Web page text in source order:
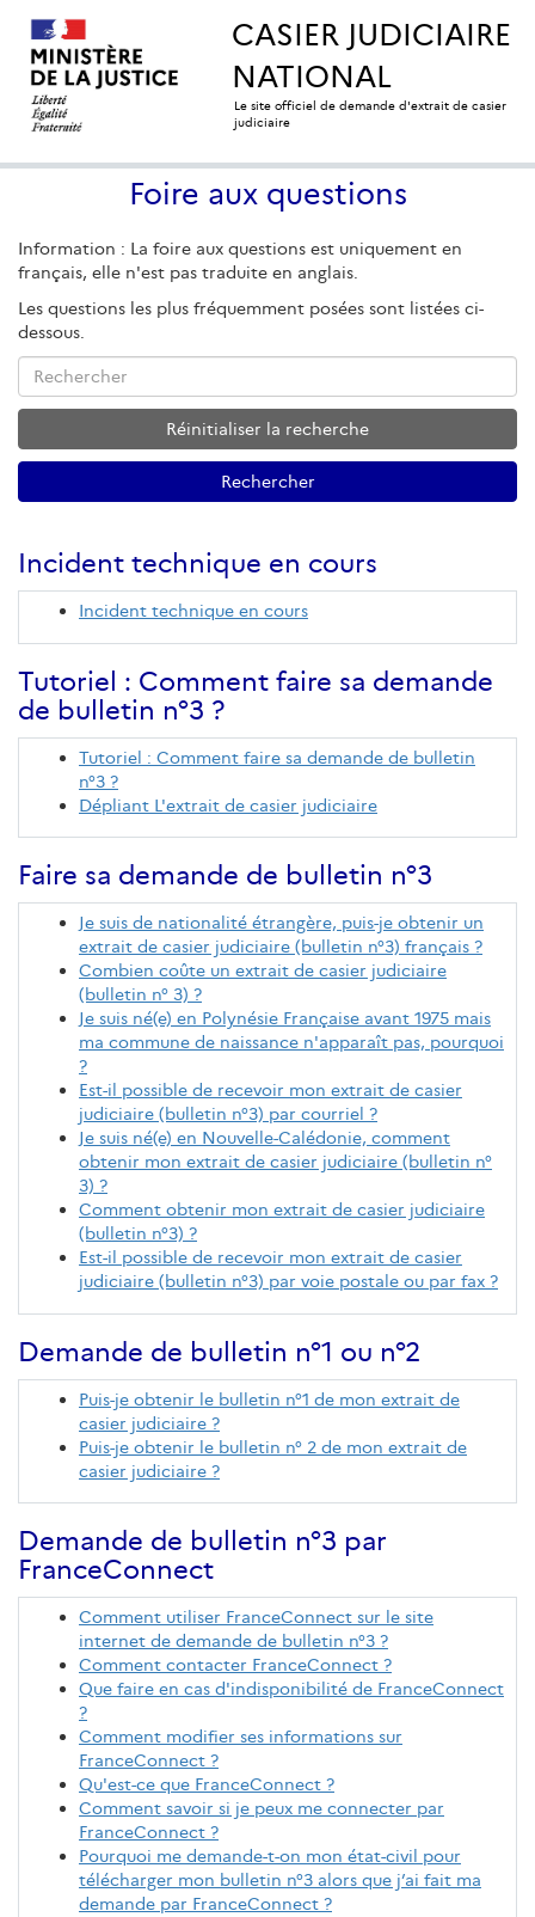
CASIER JUDICIAIRE
NATIONAL
Le site officiel de demande d'extrait de casier
judiciaire
Foire aux questions
Information : La foire aux questions est uniquement en
français, elle n'est pas traduite en anglais.
Les questions les plus fréquemment posées sont listées ci-
dessous.
Rechercher
Réinitialiser la recherche
Incident technique en cours
Incident technique en cours
Tutoriel : Comment faire sa demande
de bulletin n°3 ?
Tutoriel : Comment faire sa demande de bulletin
n°3 ?
Dépliant L'extrait de casier judiciaire
Faire sa demande de bulletin n°3
Je suis de nationalité étrangère, puis-je obtenir un
extrait de casier judiciaire (bulletin n°3) français ?
Combien coûte un extrait de casier judiciaire
(bulletin n° 3) ?
Je suis né(e) en Polynésie Française avant 1975 mais
ma commune de naissance n'apparaît pas, pourquoi
?
Est-il possible de recevoir mon extrait de casier
judiciaire (bulletin n°3) par courriel ?
Je suis né(e) en Nouvelle-Calédonie, comment
obtenir mon extrait de casier judiciaire (bulletin n°
3) ?
Comment obtenir mon extrait de casier judiciaire
(bulletin n°3) ?
Est-il possible de recevoir mon extrait de casier
judiciaire (bulletin n°3) par voie postale ou par fax ?
Demande de bulletin n°1 ou n°2
Puis-je obtenir le bulletin n°1 de mon extrait de
casier judiciaire ?
Puis-je obtenir le bulletin n° 2 de mon extrait de
casier judiciaire ?
Demande de bulletin n°3 par
FranceConnect
Comment utiliser FranceConnect sur le site
internet de demande de bulletin n°3 ?
Comment contacter FranceConnect ?
Que faire en cas d'indisponibilité de FranceConnect
?
Comment modifier ses informations sur
FranceConnect ?
Qu'est-ce que FranceConnect ?
Comment savoir si je peux me connecter par
FranceConnect ?
Pourquoi me demande-t-on mon état-civil pour
télécharger mon bulletin n°3 alors que j’ai fait ma
demande par FranceConnect ?